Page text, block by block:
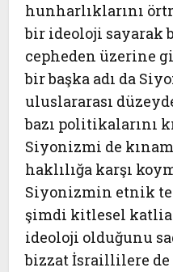
hunharlıklarını
bir ideoloji sayarak
cepheden üzerine
bir başka adı da
uluslararası
bazı politikalarını
Siyonizmi de
haklılığa karşı
Siyonizmin etnik
şimdi kitlesel
ideoloji olduğunu
bizzat İsraillilere de